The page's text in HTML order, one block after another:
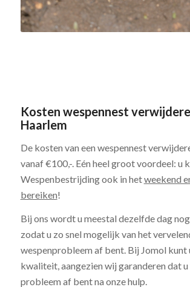
Kosten wespennest
Haarlem
De kosten van een wespennest
vanaf €100,-. Eén heel groot voordeel: u
Wespenbestrijding ook in hetweekend
bereiken!
Bij ons wordt u meestal dezelfde dag
zodat u zo snel mogelijk van het
wespenprobleem af bent. Bij Jomol kunt
kwaliteit, aangezien wij garanderen dat u
probleem af bent na onze hulp.